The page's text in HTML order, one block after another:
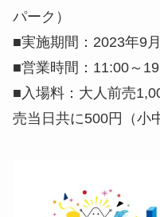
パーク）
■実施期間：2023年9
■営業時間：11:00～
■入場料：大人前売
売当日共に500円（小